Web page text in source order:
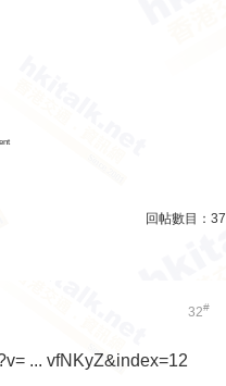
回帖數目： 37
32#
... vfNKyZ&index=12